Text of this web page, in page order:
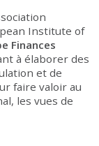
Institute of
Finances
à élaborer des
et de
faire valoir au
les vues de